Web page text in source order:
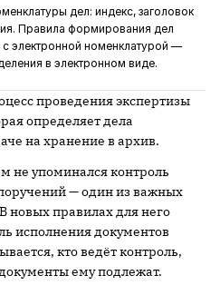
дел: индекс, заголовок
Правила формирования дел
электронной номенклатурой —
в электронном виде.
проведения экспертизы
определяет дела
на хранение в архив.
не упоминался контроль
— один из важных
новых правилах для него
исполнения документов
кто ведёт контроль,
ему подлежат.